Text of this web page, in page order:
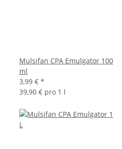
Mulsifan CPA Emulgator 100
ml
3,99 € *
39,90 € pro 1 l